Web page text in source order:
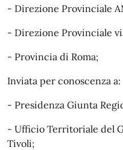
- Direzione Provinciale
- Direzione Provinciale
- Provincia di Roma;
Inviata per conoscenza a:
- Presidenza Giunta
- Ufficio Territoriale del
Tivoli;